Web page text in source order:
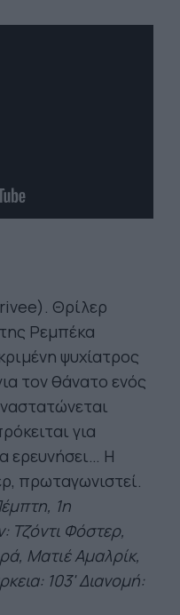
Θρίλερ
Ρεμπέκα
ψυχίατρος
τον θάνατο ενός
για
ερευνήσει… Η
πρωταγωνιστεί.
1η
Τζόντι Φόστερ,
, Ματιέ Αμαλρίκ,
103' Διανομή: